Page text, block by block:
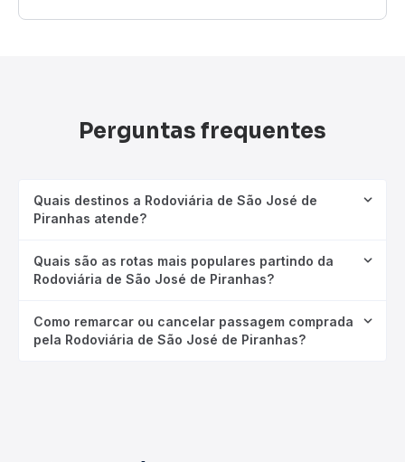
Perguntas frequentes
Quais destinos a Rodoviária de São José de
Piranhas atende?
Quais são as rotas mais populares partindo da
Rodoviária de São José de Piranhas?
Como remarcar ou cancelar passagem comprada
pela Rodoviária de São José de Piranhas?